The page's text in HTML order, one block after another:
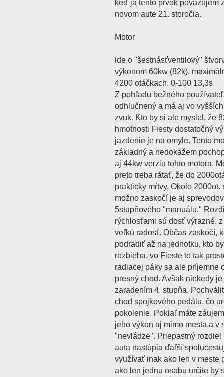
keď ja tento prvok považujem
novom aute 21. storočia.
Motor
ide o "šestnásťventilový"
výkonom 60kw (82k),
4200 otáčkach. 0-100 13,3s
Z pohľadu bežného
odhlučnený a má aj vo
zvuk. Kto by si ale myslel, že
hmotnosti Fiesty dostatočný
jazdenie je na omyle. Tento
základný a nedokážem
aj 44kw verziu tohto motora.
preto treba rátať, že do
prakticky mŕtvy, Okolo
možno zaskočí je aj
5stupňového "manuálu."
rýchlosťami sú dosť výrazné,
veľkú radosť. Občas zaskočí,
podradiť až na jednotku, kto
rozbieha, vo Fieste to tak
radiacej páky sa ale príjemne
presný chod. Avšak niekedy
zaradením 4. stupňa.
chod spojkového pedálu, čo
pokolenie. Pokiaľ máte
jeho výkon aj mimo mesta a
"nevládze". Priepastný
auta nastúpia ďaľší
využívať inak ako len v meste
ako len jednu osobu určite by